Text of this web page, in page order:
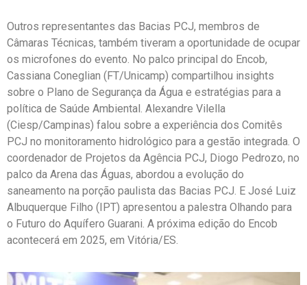
Outros representantes das Bacias PCJ, membros de
Câmaras Técnicas, também tiveram a oportunidade de ocupar
os microfones do evento. No palco principal do Encob,
Cassiana Coneglian (FT/Unicamp) compartilhou insights
sobre o Plano de Segurança da Água e estratégias para a
política de Saúde Ambiental. Alexandre Vilella
(Ciesp/Campinas) falou sobre a experiência dos Comitês
PCJ no monitoramento hidrológico para a gestão integrada. O
coordenador de Projetos da Agência PCJ, Diogo Pedrozo, no
palco da Arena das Águas, abordou a evolução do
saneamento na porção paulista das Bacias PCJ. E José Luiz
Albuquerque Filho (IPT) apresentou a palestra Olhando para
o Futuro do Aquífero Guarani. A próxima edição do Encob
acontecerá em 2025, em Vitória/ES.